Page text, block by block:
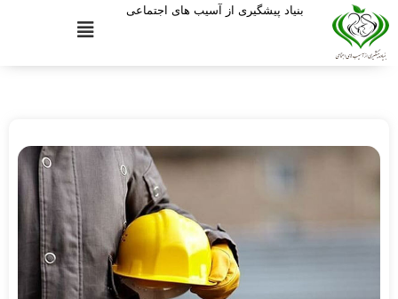
بنیاد پیشگیری از آسیب های اجتماعی